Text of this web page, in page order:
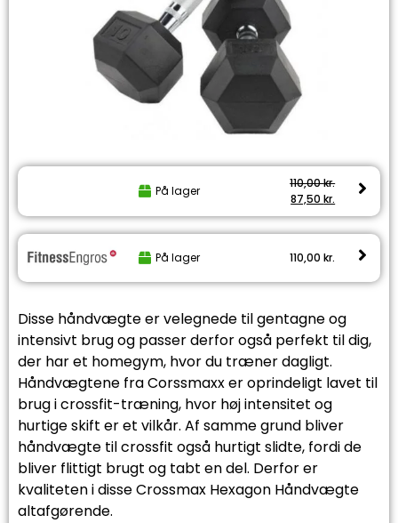
På lager
110,00kr.
87,50kr.
På lager 110,00kr.
Disse håndvægte er velegnede til gentagne og
intensivt brug og passer derfor også perfekt til dig,
der har et homegym, hvor du træner dagligt.
Håndvægtene fra Corssmaxx er oprindeligt lavet til
brug i crossfit-træning, hvor høj intensitet og
hurtige skift er et vilkår. Af samme grund bliver
håndvægte til crossfit også hurtigt slidte, fordi de
bliver flittigt brugt og tabt en del. Derfor er
kvaliteten i disse Crossmax Hexagon Håndvægte
altafgørende.